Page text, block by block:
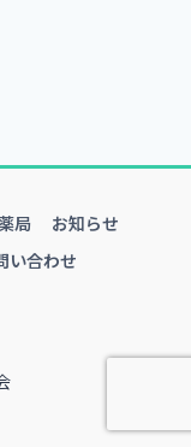
局
お知らせ
い合わせ